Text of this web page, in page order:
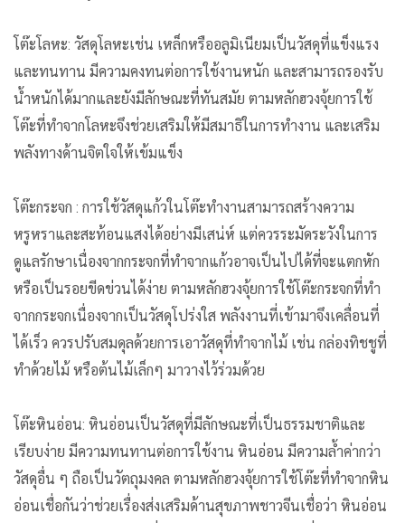
โต๊ะโลหะ: วัสดุโลหะเช่น เหล็กหรืออลูมิเนียมเป็นวัสดุที่แข็งแรง
และทนทาน มีความคงทนต่อการใช้งานหนัก และสามารถรองรับ
น้ำหนักได้มากและยังมีลักษณะที่ทันสมัย ตามหลักฮวงจุ้ยการใช้
โต๊ะที่ทำจากโลหะจึงช่วยเสริมให้มีสมาธิในการทำงาน และเสริม
พลังทางด้านจิตใจให้เข้มแข็ง
โต๊ะกระจก : การใช้วัสดุแก้วในโต๊ะทำงานสามารถสร้างความ
หรูหราและสะท้อนแสงได้อย่างมีเสน่ห์ แต่ควรระมัดระวังในการ
ดูแลรักษาเนื่องจากกระจกที่ทำจากแก้วอาจเป็นไปได้ที่จะแตกหัก
หรือเป็นรอยขีดข่วนได้ง่าย ตามหลักฮวงจุ้ยการใช้โต๊ะกระจกที่ทำ
จากกระจกเนื่องจากเป็นวัสดุโปร่งใส พลังงานที่เข้ามาจึงเคลื่อนที่
ได้เร็ว ควรปรับสมดุลด้วยการเอาวัสดุที่ทำจากไม้ เช่น กล่องทิชชูที่
ทำด้วยไม้ หรือต้นไม้เล็กๆ มาวางไว้ร่วมด้วย
โต๊ะหินอ่อน: หินอ่อนเป็นวัสดุที่มีลักษณะที่เป็นธรรมชาติและ
เรียบง่าย มีความทนทานต่อการใช้งาน หินอ่อน มีความล้ำค่ากว่า
วัสดุอื่น ๆ ถือเป็นวัตถุมงคล ตามหลักฮวงจุ้ยการใช้โต๊ะที่ทำจากหิน
อ่อนเชื่อกันว่าช่วยเรื่องส่งเสริมด้านสุขภาพชาวจีนเชื่อว่า หินอ่อน